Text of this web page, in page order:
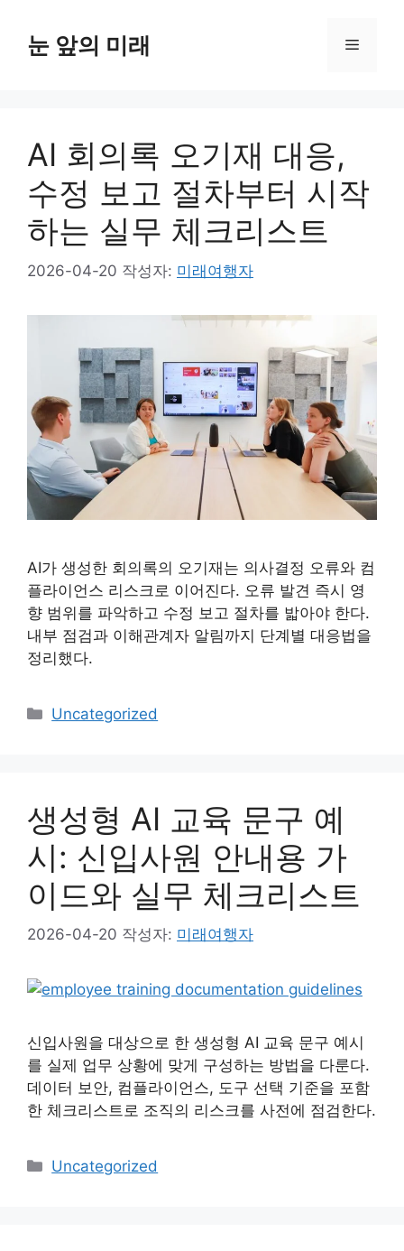
눈 앞의 미래 메
AI 회의록 오기재 대응,
수정 보고 절차부터 시작
하는 실무 체크리스트
2026-04-20 작성자: 미래여행자
AI가 생성한 회의록의 오기재는 의사결정 오류와 컴
플라이언스 리스크로 이어진다. 오류 발견 즉시 영
향 범위를 파악하고 수정 보고 절차를 밟아야 한다.
내부 점검과 이해관계자 알림까지 단계별 대응법을
정리했다.
카
Uncategorized
생성형 AI 교육 문구 예
시: 신입사원 안내용 가
이드와 실무 체크리스트
2026-04-20 작성자: 미래여행자
신입사원을 대상으로 한 생성형 AI 교육 문구 예시
를 실제 업무 상황에 맞게 구성하는 방법을 다룬다.
데이터 보안, 컴플라이언스, 도구 선택 기준을 포함
한 체크리스트로 조직의 리스크를 사전에 점검한다.
카
Uncategorized